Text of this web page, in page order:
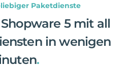
Paketdienste
5 mit all
in wenigen
.